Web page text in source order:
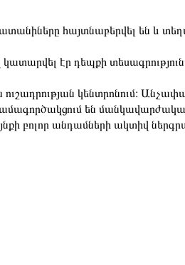
հայտնաբերվել են և
էր դեպքի
կենտրոնում։
են
բոլոր անդամների ակտիվ